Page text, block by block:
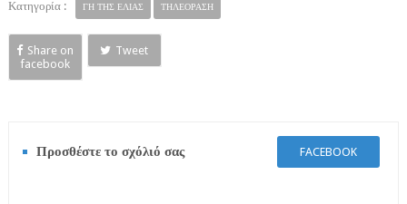
Κατηγορία : ΓΗ ΤΗΣ ΕΛΙΑΣ ΤΗΛΕΟΡΑΣΗ
Share on
facebook
Tweet
Προσθέστε το σχόλιό σας FACEBOOK